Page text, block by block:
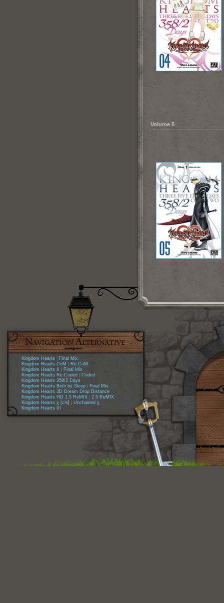
Volume 5
Kingdom Hearts
Final Mix
Kingdom Hearts CoM
Re:CoM
Kingdom Hearts II
Final Mix
Kingdom Hearts Re:Coded
Coded
Kingdom Hearts 358/2 Days
Kingdom Hearts Birth by Sleep
Final Mix
Kingdom Hearts 3D Dream Drop Distance
Kingdom Hearts HD 1.5 ReMIX
2.5 ReMIX
Kingdom Hearts χ [chi]
Unchained χ
Kingdom Hearts III